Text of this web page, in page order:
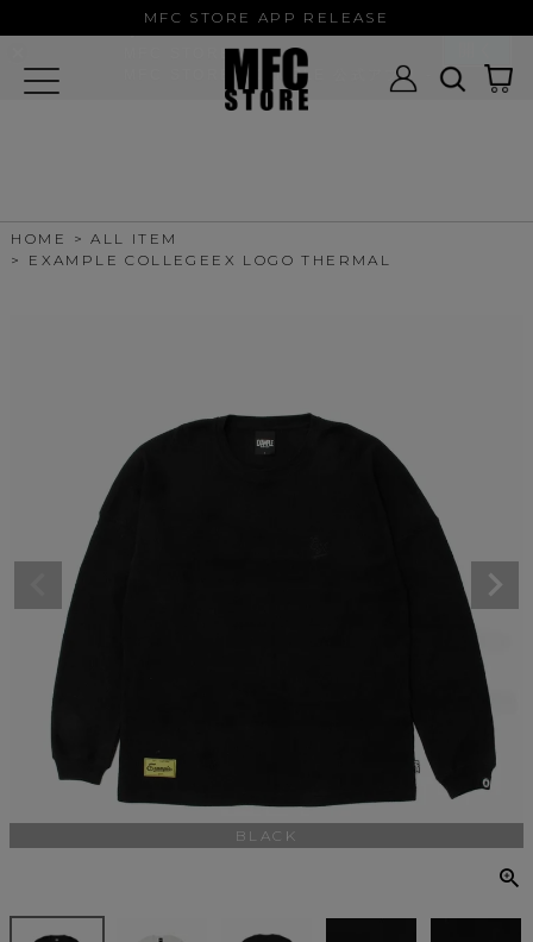
MFC STORE APP RELEASE
HOME
ALL ITEM
EXAMPLE COLLEGEEX LOGO THERMAL
BLACK
MFC STORE
MFC STORE/EXAMPLE 公式アプリ -
Google Play